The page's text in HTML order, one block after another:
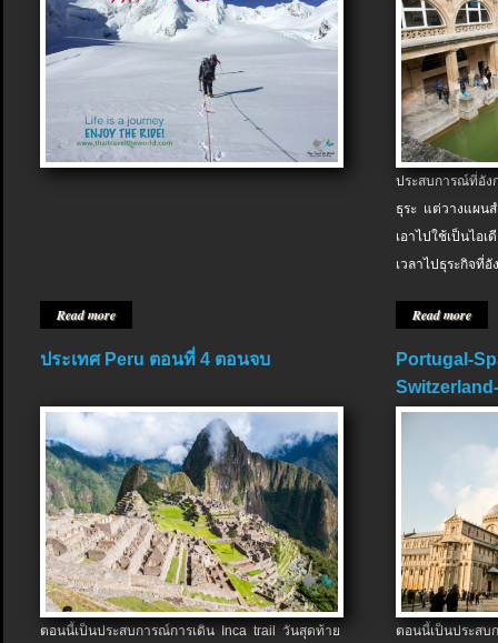
Read more
ประสบการณ์ที่อัง
ธุระ แต่วางแผน
เอาไปใช้เป็นไอ
เวลาไปธุระกิจที่อั
Read more
ประเทศ Peru ตอนที่ 4 ตอนจบ
ตอนนี้เป็นประสบการณ์การเดิน Inca trail วันสุดท้าย
Portugal-
ตอนนี้เป็นประส